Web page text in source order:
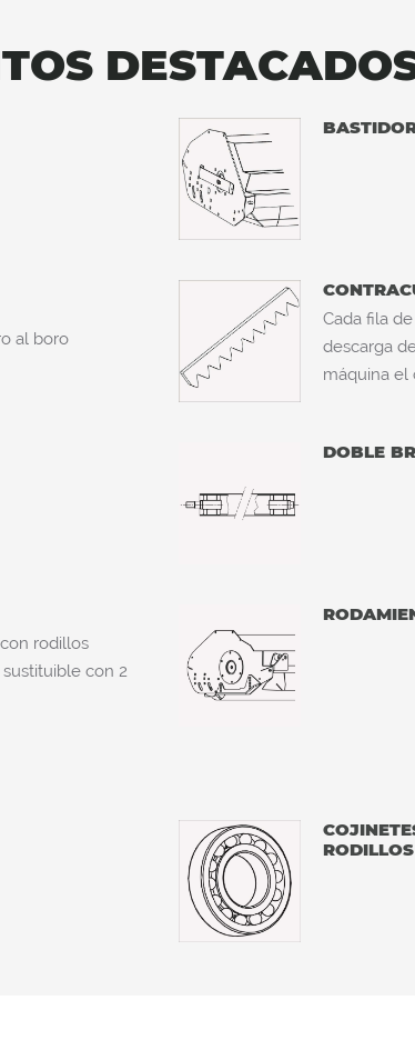
al boro
Cada fila
descarga
máquina el
DOBLE
rodillos
con 2
RODILLOS